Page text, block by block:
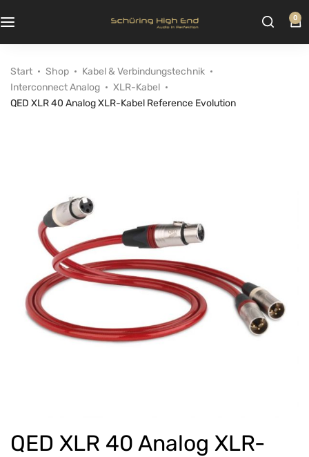
0
Start Shop
Kabel & Verbindungstechnik
Interconnect Analog
XLR-Kabel
QED XLR 40 Analog XLR-Kabel Reference Evolution
QED XLR 40 Analog XLR-